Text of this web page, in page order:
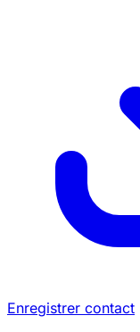
Enregistrer contact